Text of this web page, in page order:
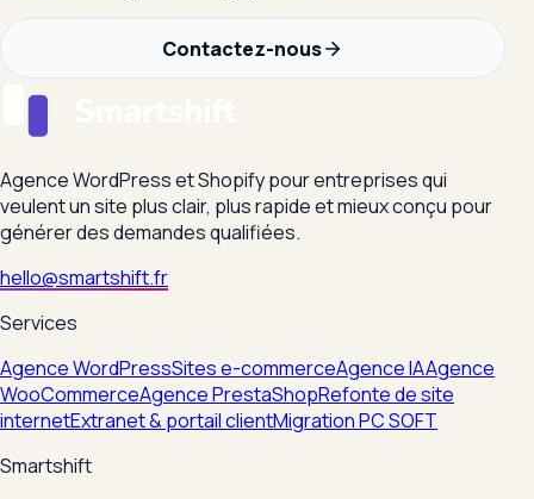
Contactez-nous
Agence WordPress et Shopify pour entreprises qui
veulent un site plus clair, plus rapide et mieux conçu pour
générer des demandes qualifiées.
hello@smartshift.fr
Services
Agence WordPressSites e-commerceAgence IAAgence
WooCommerceAgence PrestaShopRefonte de site
internetExtranet & portail clientMigration PC SOFT
Smartshift